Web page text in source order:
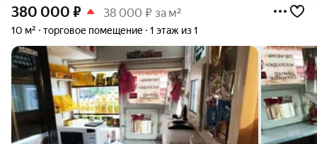
380 000 ₽ 38 000 ₽ за м²
10 м² торговое помещение 1 этаж из 1